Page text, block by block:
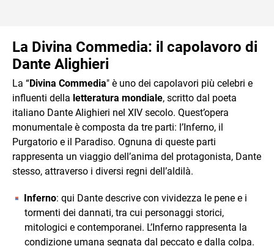
La Divina Commedia: il capolavoro di
Dante Alighieri
La “Divina Commedia" è uno dei capolavori più celebri e
influenti della letteratura mondiale, scritto dal poeta
italiano Dante Alighieri nel XIV secolo. Quest’opera
monumentale è composta da tre parti: l’Inferno, il
Purgatorio e il Paradiso. Ognuna di queste parti
rappresenta un viaggio dell’anima del protagonista, Dante
stesso, attraverso i diversi regni dell’aldilà.
Inferno: qui Dante descrive con vividezza le pene e i
tormenti dei dannati, tra cui personaggi storici,
mitologici e contemporanei. L’Inferno rappresenta la
condizione umana segnata dal peccato e dalla colpa.